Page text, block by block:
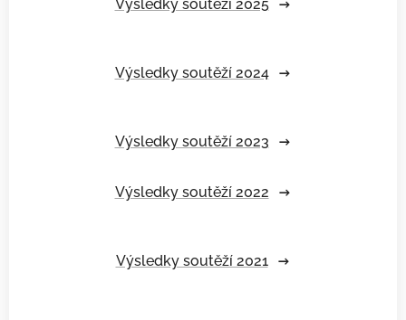
Výsledky soutěží 2025
Výsledky soutěží 2024
Výsledky soutěží 2023
Výsledky soutěží 2022
Výsledky soutěží 2021